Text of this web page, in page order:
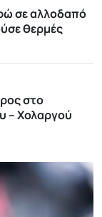
σε αλλοδαπό
θερμές
στο
– Χολαργού